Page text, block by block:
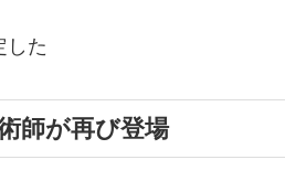
した
師が再び登場